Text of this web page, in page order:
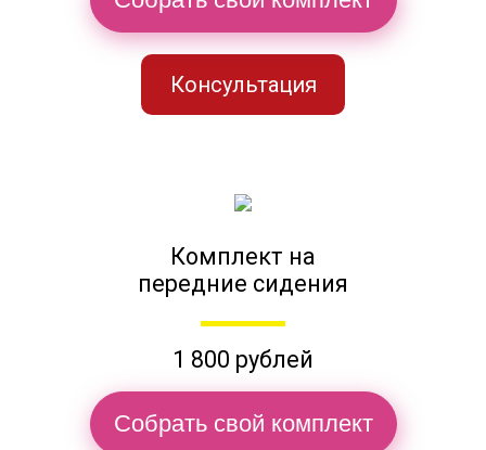
Консультация
Комплект на
передние сидения
1 800 рублей
Собрать свой комплект